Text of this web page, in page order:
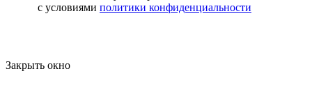
с условиями политики конфиденциальности
Закрыть окно